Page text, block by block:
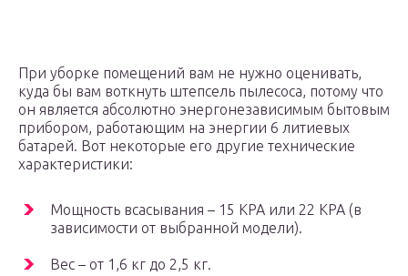
При уборке помещений вам не нужно оценивать,
куда бы вам воткнуть штепсель пылесоса, потому что
он является абсолютно энергонезависимым бытовым
прибором, работающим на энергии 6 литиевых
батарей. Вот некоторые его другие технические
характеристики:
Мощность всасывания – 15 КРА или 22 КРА (в
зависимости от выбранной модели).
Вес – от 1,6 кг до 2,5 кг.